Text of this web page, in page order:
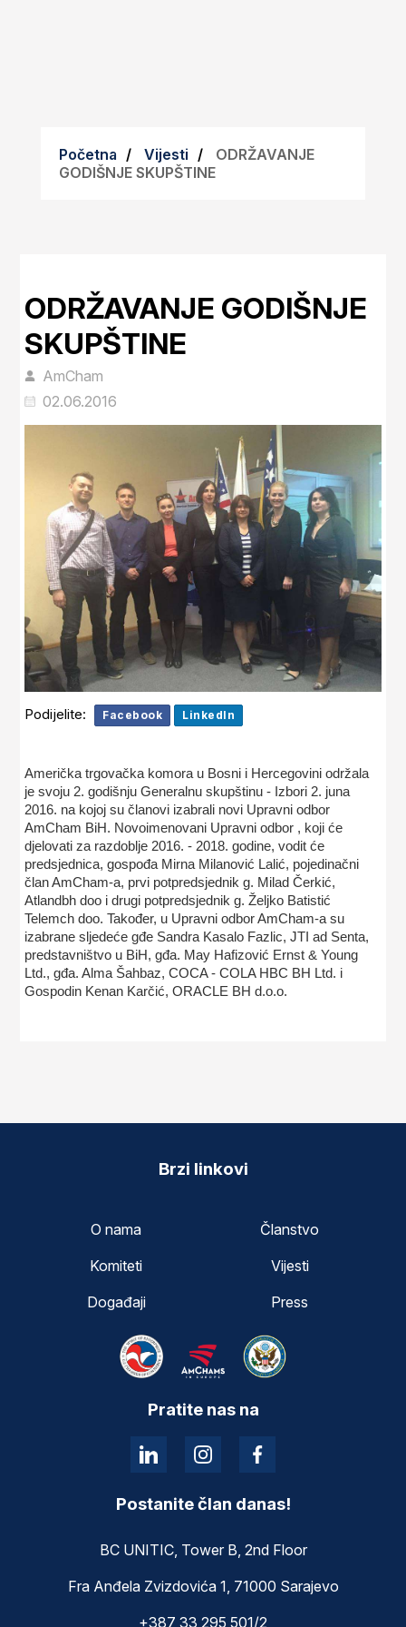
Početna Vijesti
ODRŽAVANJE
GODIŠNJE SKUPŠTINE
ODRŽAVANJE GODIŠNJE
SKUPŠTINE
AmCham
02.06.2016
Podijelite: Facebook LinkedIn
Američka trgovačka komora u Bosni i Hercegovini održala
je svoju 2. godišnju Generalnu skupštinu - Izbori 2. juna
2016. na kojoj su članovi izabrali novi Upravni odbor
AmCham BiH. Novoimenovani Upravni odbor , koji će
djelovati za razdoblje 2016. - 2018. godine, vodit će
predsjednica, gospođa Mirna Milanović Lalić, pojedinačni
član AmCham-a, prvi potpredsjednik g. Milad Čerkić,
Atlandbh doo i drugi potpredsjednik g. Željko Batistić
Telemch doo. Također, u Upravni odbor AmCham-a su
izabrane sljedeće gđe Sandra Kasalo Fazlic, JTI ad Senta,
predstavništvo u BiH, gđa. May Hafizović Ernst & Young
Ltd., gđa. Alma Šahbaz, COCA - COLA HBC BH Ltd. i
Gospodin Kenan Karčić, ORACLE BH d.o.o.
Brzi linkovi
O nama
Članstvo
Komiteti
Vijesti
Događaji
Press
Pratite nas na
Postanite član danas!
BC UNITIC, Tower B, 2nd Floor
Fra Anđela Zvizdovića 1, 71000 Sarajevo
+387 33 295 501/2